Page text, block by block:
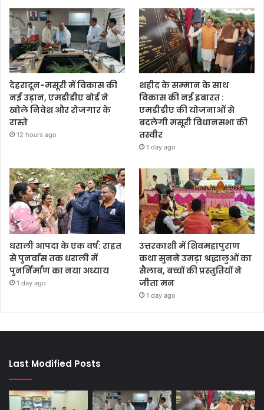
देहरादून-मसूरी में विकास की
नई उड़ान, एमडीडीए बोर्ड ने
खोले निवेश और रोजगार के
रास्ते
12 hours ago
शहीद के सम्मान के साथ
विकास की नई इबारत :
एमडीडीए की योजनाओं से
बदलेगी मसूरी विधानसभा की
तस्वीर
1 day ago
धराली आपदा के एक वर्ष: राहत
से पुनर्वास तक धराली में
पुनर्निर्माण का नया अध्याय
1 day ago
उत्तरकाशी में शिवमहापुराण
कथा सुनने उमड़ा श्रद्धालुओं का
सैलाब, बच्चों की प्रस्तुतियों ने
जीता मन
1 day ago
Last Modified Posts